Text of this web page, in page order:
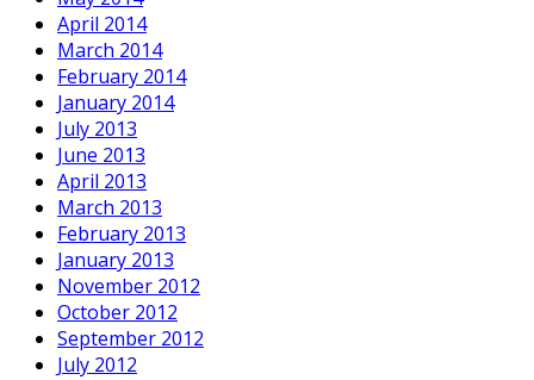
April 2014
March 2014
February 2014
January 2014
July 2013
June 2013
April 2013
March 2013
February 2013
January 2013
November 2012
October 2012
September 2012
July 2012